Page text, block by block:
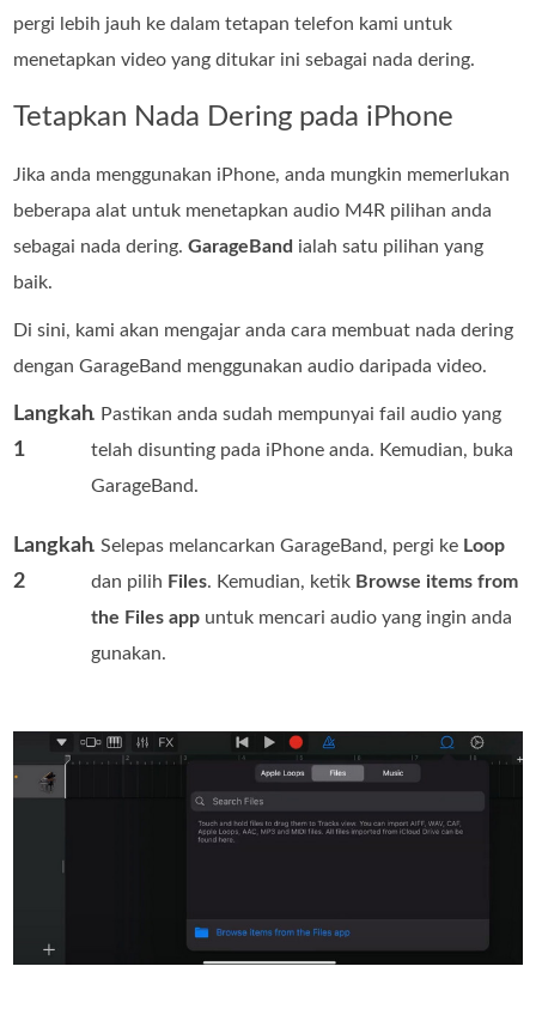
pergi lebih jauh ke dalam tetapan telefon kami untuk
menetapkan video yang ditukar ini sebagai nada dering.
Tetapkan Nada Dering pada iPhone
Jika anda menggunakan iPhone, anda mungkin memerlukan
beberapa alat untuk menetapkan audio M4R pilihan anda
sebagai nada dering.GarageBand ialah satu pilihan yang
baik.
Di sini, kami akan mengajar anda cara membuat nada dering
dengan GarageBand menggunakan audio daripada video.
Langkah
1
. Pastikan anda sudah mempunyai fail audio yang
telah disunting pada iPhone anda. Kemudian, buka
GarageBand.
Langkah
2
. Selepas melancarkan GarageBand, pergi ke Loop
dan pilih Files. Kemudian, ketik Browse items from
the Files app untuk mencari audio yang ingin anda
gunakan.